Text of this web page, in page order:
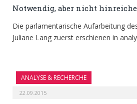
Notwendig, aber nicht
Die parlamentarische Aufarbeitung
Juliane Lang zuerst erschienen in
ANALYSE & RECHERCHE
22.09.2015